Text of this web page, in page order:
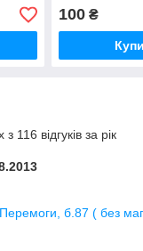
100₴
116 відгуків за рік
б.87 ( без